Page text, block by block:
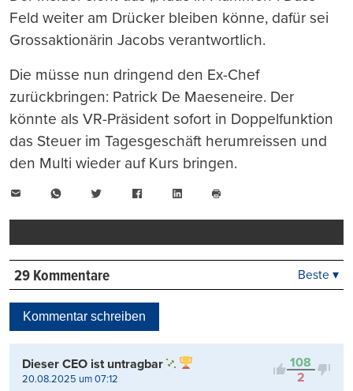
Feld weiter am Drücker bleiben könne, dafür sei
Grossaktionärin Jacobs verantwortlich.
Die müsse nun dringend den Ex-Chef
zurückbringen: Patrick De Maeseneire. Der
könnte als VR-Präsident sofort in Doppelfunktion
das Steuer im Tagesgeschäft herumreissen und
den Multi wieder auf Kurs bringen.
WhatsAppTwitter FacebookLinkedIn
drucken
29 Kommentare
Kontrovers
Beste ▾
Kommentar schreiben
108
2
Dieser CEO ist untragbar
20.08.2025 um 07:12